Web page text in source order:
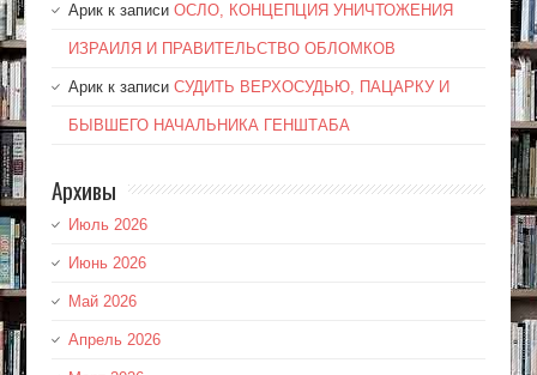
Арикк записи ОСЛО, КОНЦЕПЦИЯ УНИЧТОЖЕНИЯ
ИЗРАИЛЯ И ПРАВИТЕЛЬСТВО ОБЛОМКОВ
Арикк записи СУДИТЬ ВЕРХОСУДЬЮ, ПАЦАРКУ И
БЫВШЕГО НАЧАЛЬНИКА ГЕНШТАБА
Архивы
Июль 2026
Июнь 2026
Май 2026
Апрель 2026